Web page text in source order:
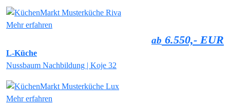
Mehr erfahren
ab 6.550,- EUR
L-Küche
Nussbaum Nachbildung | Koje 32
Mehr erfahren